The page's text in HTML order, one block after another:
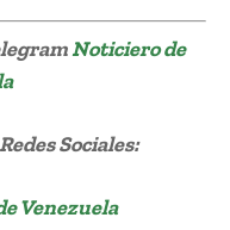
Noticiero de
Sociales:
Venezuela